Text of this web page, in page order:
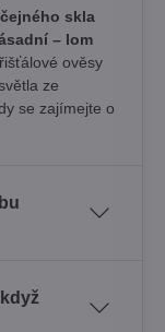
skla
– lom
ověsy
ze
se zajímejte o